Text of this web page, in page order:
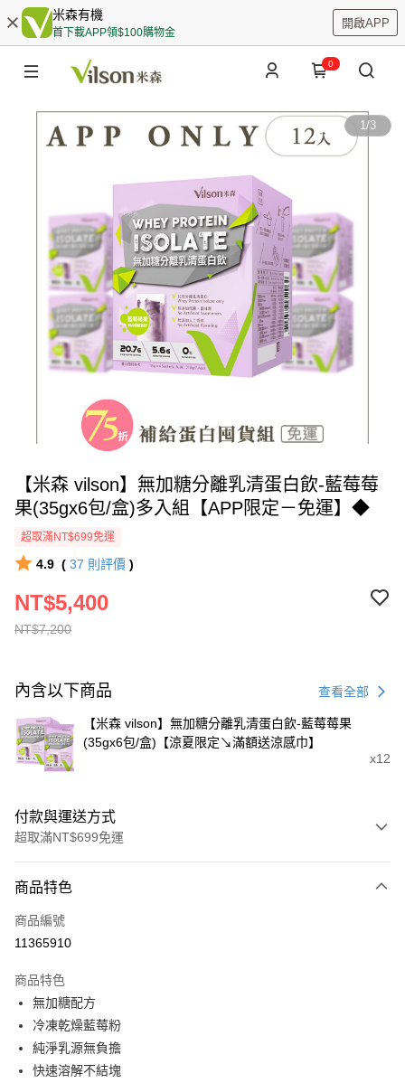
米森有機
首下載APP領$100購物金
開啟APP
0
1/3
【米森 vilson】無加糖分離乳清蛋白飲-藍莓莓
果(35gx6包/盒)多入組【APP限定－免運】◆
超取滿NT$699免運
4.9 ( 37 則評價 )
NT$7,200
NT$5,400
內含以下商品 查看全部
【米森 vilson】無加糖分離乳清蛋白飲-藍莓莓果
(35gx6包/盒)【涼夏限定↘滿額送涼感巾】
x12
付款與運送方式
超取滿NT$699免運
信用卡一次付款
超商取貨付款
Apple Pay
街口支付
悠遊付
商品特色
商品編號
11365910
商品特色
無加糖配方
冷凍乾燥藍莓粉
純淨乳源無負擔
快速溶解不結塊